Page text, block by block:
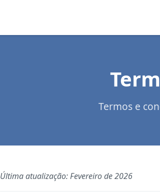
Termos e
Última atualização: Fevereiro de 2026